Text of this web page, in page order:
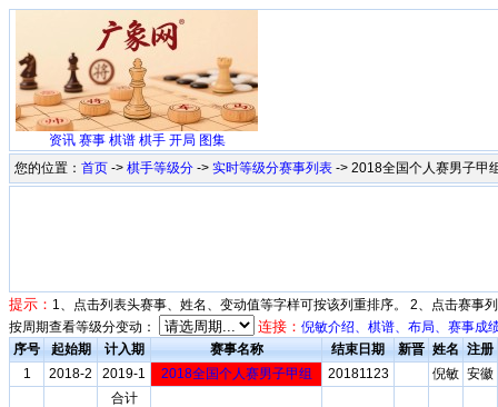
资讯 赛事 棋谱 棋手 开局 图集
您的位置： 首页 -> 棋手等级分 -> 实时等级分赛事列表 -> 2018全国个人赛男子甲
提示： 1、点击列表头赛事、姓名、变动值等字样可按该列重排序。 2、点击赛事
按周期查看等级分变动：
连接： 倪敏介绍、棋谱、布局、赛事成
序号
起始期 计入期 赛事名称 结束日期 新晋 姓名 注册
1
2018-2 2019-1 2018全国个人赛男子甲组 20181123 倪敏 安徽
合计